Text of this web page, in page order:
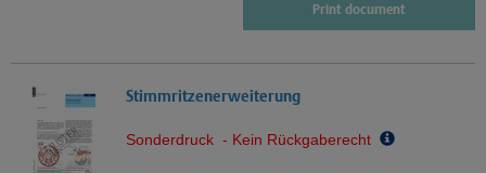
Print document
Stimmritzenerweiterung
Sonderdruck - Kein Rückgaberecht